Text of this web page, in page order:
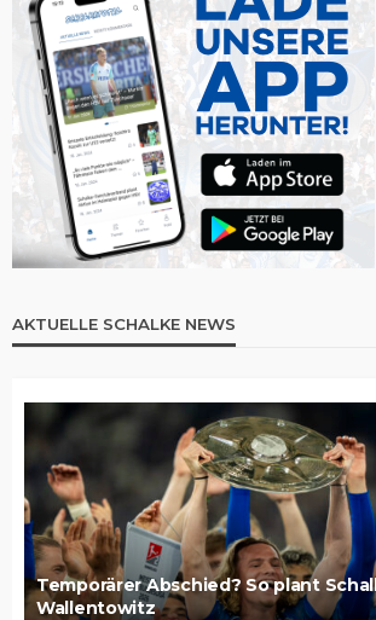
AKTUELLE SCHALKE NEWS
Temporärer Abschied? So plant
Wallentowitz